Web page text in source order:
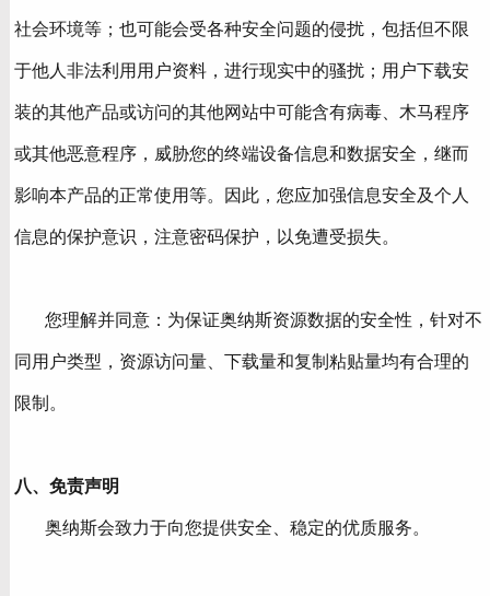
社会环境等；也可能会受各种安全问题的侵扰，包括但不限
于他人非法利用用户资料，进行现实中的骚扰；用户下载安
装的其他产品或访问的其他网站中可能含有病毒、木马程序
或其他恶意程序，威胁您的终端设备信息和数据安全，继而
影响本产品的正常使用等。因此，您应加强信息安全及个人
信息的保护意识，注意密码保护，以免遭受损失。
您理解并同意：为保证奥纳斯资源数据的安全性，针对不
同用户类型，资源访问量、下载量和复制粘贴量均有合理的
限制。
八、免责声明
奥纳斯会致力于向您提供安全、稳定的优质服务。